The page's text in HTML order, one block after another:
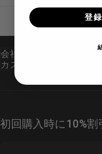
会社情報
カスタマーケア
初回購入時に10%割
登